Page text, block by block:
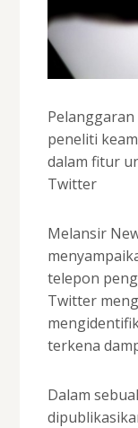
peneliti
dalam fitur
Twitter
Melansir
telepon
Twitter
terkena
Dalam